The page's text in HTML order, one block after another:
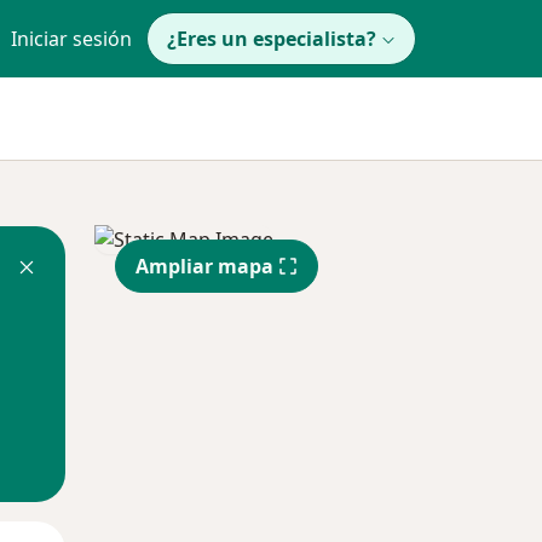
Iniciar sesión ¿Eres un especialista?
Ampliar mapa